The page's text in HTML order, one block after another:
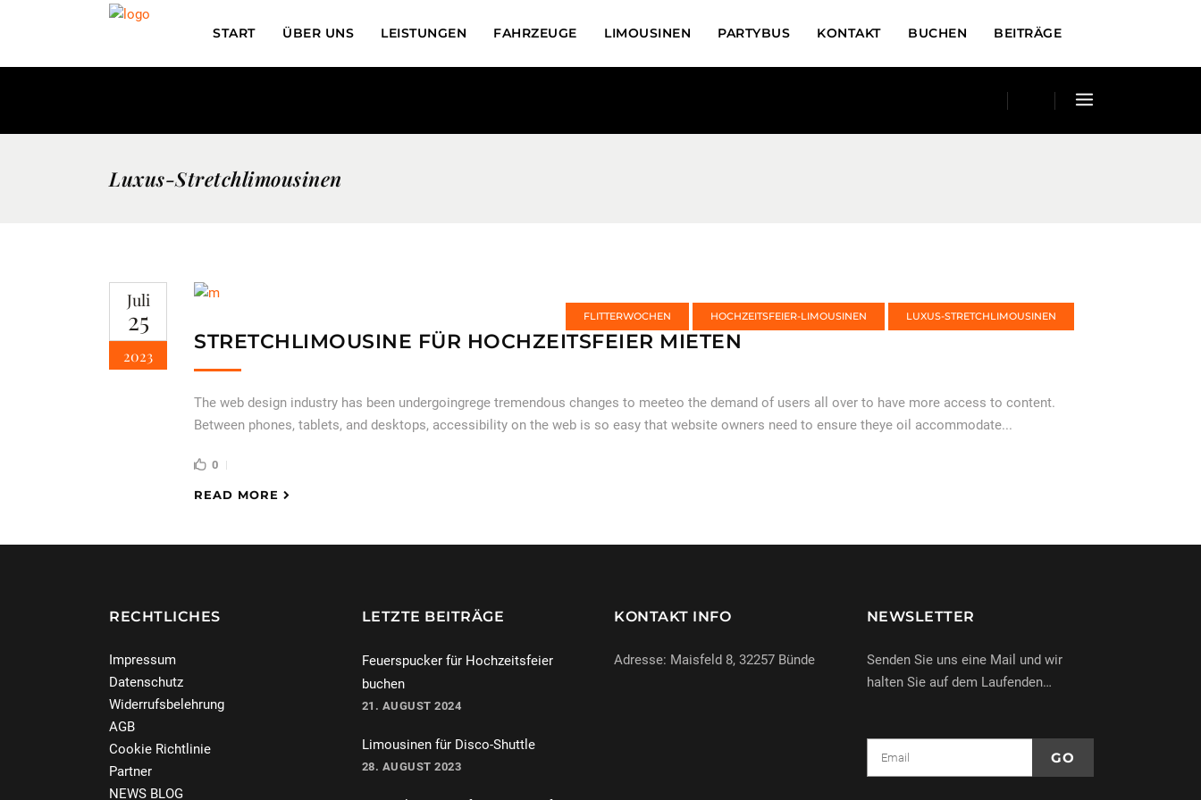
START ÜBER UNS LEISTUNGEN FAHRZEUGE LIMOUSINEN PARTYBUS KONTAKT BUCHEN BEITRÄGE
Luxus-Stretchlimousinen
Juli
25
2023
FLITTERWOCHEN HOCHZEITSFEIER-LIMOUSINEN LUXUS-STRETCHLIMOUSINEN
STRETCHLIMOUSINE FÜR HOCHZEITSFEIER MIETEN
The web design industry has been undergoingrege tremendous changes to meeteo the demand of users all over to have more access to content.
Between phones, tablets, and desktops, accessibility on the web is so easy that website owners need to ensure theye oil accommodate...
0
READ MORE
RECHTLICHES
Impressum
Datenschutz
Widerrufsbelehrung
AGB
Cookie Richtlinie
Partner
NEWS BLOG
LETZTE BEITRÄGE
Feuerspucker für Hochzeitsfeier
buchen
21. AUGUST 2024
Limousinen für Disco-Shuttle
28. AUGUST 2023
KONTAKT INFO
Adresse: Maisfeld 8, 32257 Bünde
NEWSLETTER
Senden Sie uns eine Mail und wir
halten Sie auf dem Laufenden…